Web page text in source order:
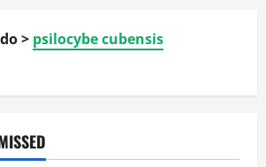
> psilocybe cubensis